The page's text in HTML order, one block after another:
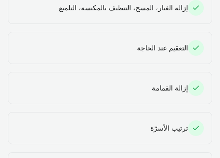
إزالة الغبار، المسح، التنظيف بالمكنسة، التلميع
التعقيم عند الحاجة
إزالة القمامة
ترتيب الأسرّة